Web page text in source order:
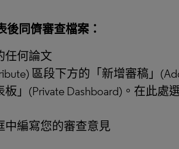
後同儕審查檔案：
任何論文
區段下方的「新增審稿」
」(Private Dashboard)。在此處
中編寫您的審查意見